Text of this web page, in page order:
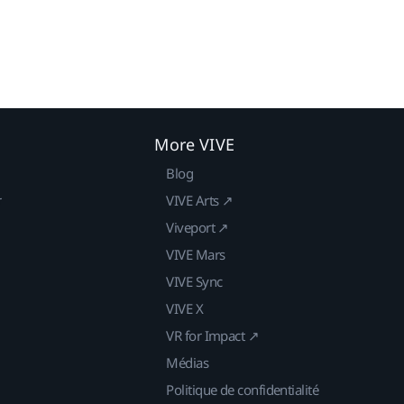
More VIVE
Blog
VIVE Arts ↗
Viveport ↗
VIVE Mars
VIVE Sync
VIVE X
VR for Impact ↗
Médias
Politique de confidentialité